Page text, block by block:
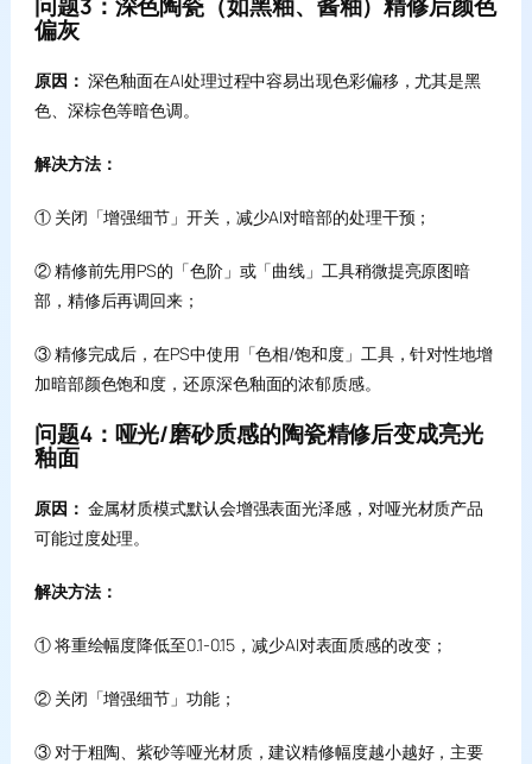
偏灰
原因： 深色釉面在AI处理过程中容易出现色彩偏移，尤其是黑
色、深棕色等暗色调。
解决方法：
① 关闭「增强细节」开关，减少AI对暗部的处理干预；
② 精修前先用PS的「色阶」或「曲线」工具稍微提亮原图暗
部，精修后再调回来；
③ 精修完成后，在PS中使用「色相/饱和度」工具，针对性地增
加暗部颜色饱和度，还原深色釉面的浓郁质感。
问题4：哑光/磨砂质感的陶瓷精修后变成亮光
釉面
原因： 金属材质模式默认会增强表面光泽感，对哑光材质产品
可能过度处理。
解决方法：
① 将重绘幅度降低至0.1-0.15，减少AI对表面质感的改变；
② 关闭「增强细节」功能；
③ 对于粗陶、紫砂等哑光材质，建议精修幅度越小越好，主要